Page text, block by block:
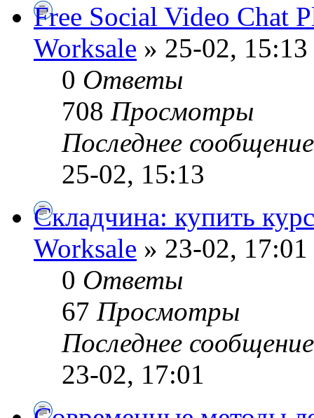
Free Social Video Chat
Worksale » 25-02, 15:13
0 Ответы
708 Просмотры
Последнее
25-02, 15:13
Складчина: купить
Worksale » 23-02, 17:01
0 Ответы
67 Просмотры
Последнее
23-02, 17:01